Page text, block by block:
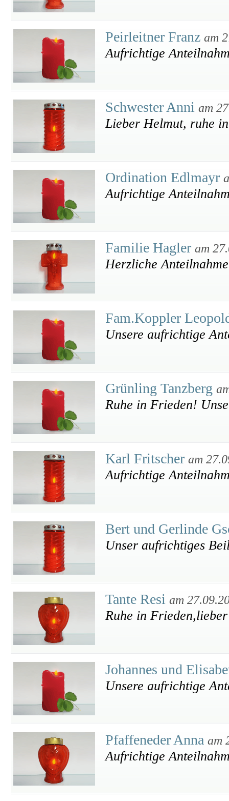
Peirleitner Franz am
Aufrichtige
Schwester Anni am
Lieber Helmut, ruhe
Ordination Edlmayr
Aufrichtige
Familie Hagler am
Herzliche Anteilnahme
Fam.Koppler
Unsere aufrichtige
Grünling Tanzberg
Ruhe in Frieden!
Karl Fritscher am
Aufrichtige
Bert und Gerlinde
Unser aufrichtiges
Tante Resi am
Ruhe in
Johannes und
Unsere aufrichtige
Pfaffeneder Anna am
Aufrichtige